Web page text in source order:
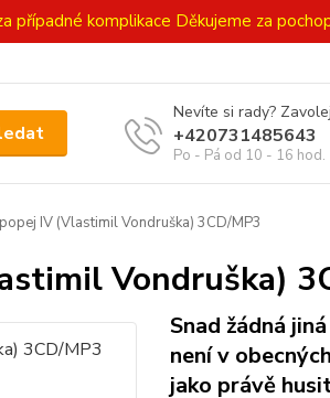
případné komplikace Děkujeme za
Nevíte si rady?
+420731485643
Po - Pá od 10 - 16 hod.
IV (Vlastimil Vondruška) 3CD/MP3
Vondruška)
Snad žádná
není v
jako právě